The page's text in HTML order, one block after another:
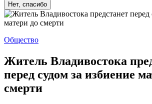
Нет, спасибо
Общество
Житель Владивостока
перед судом за избиение
смерти